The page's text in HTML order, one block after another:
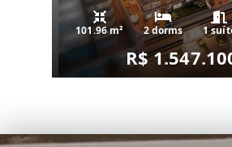
101.96 m² 2 dorms 1
R$